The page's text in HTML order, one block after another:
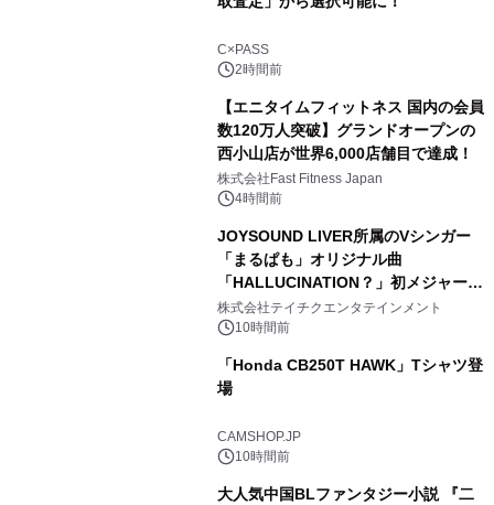
C×PASS
2時間前
【エニタイムフィットネス 国内の会員
数120万人突破】グランドオープンの
西小山店が世界6,000店舗目で達成！
株式会社Fast Fitness Japan
4時間前
JOYSOUND LIVER所属のVシンガー
「まるぱも」オリジナル曲
「HALLUCINATION？」初メジャー配
信リリース決定！
株式会社テイチクエンタテインメント
10時間前
「Honda CB250T HAWK」Tシャツ登
場
CAMSHOP.JP
10時間前
大人気中国BLファンタジー小説 『二